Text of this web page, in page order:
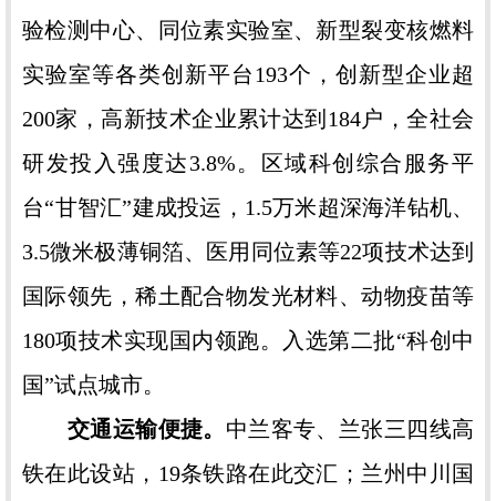
验检测中心、同位素实验室、新型裂变核燃料
实验室等各类创新平台193个，创新型企业超
200家，高新技术企业累计达到184户，全社会
研发投入强度达3.8%。区域科创综合服务平
台“甘智汇”建成投运，1.5万米超深海洋钻机、
3.5微米极薄铜箔、医用同位素等22项技术达到
国际领先，稀土配合物发光材料、动物疫苗等
180项技术实现国内领跑。入选第二批“科创中
国”试点城市。
交通运输便捷。 中兰客专、兰张三四线高
铁在此设站，19条铁路在此交汇；兰州中川国